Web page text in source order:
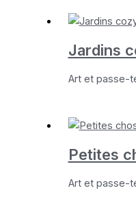
Jardins
Art et passe-
Petites
Art et passe-